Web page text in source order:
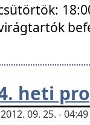
heti
2012. 09. 25. -